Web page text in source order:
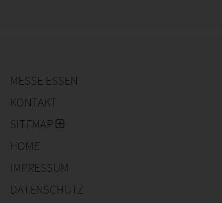
MESSE ESSEN
KONTAKT
SITEMAP
HOME
IMPRESSUM
DATENSCHUTZ